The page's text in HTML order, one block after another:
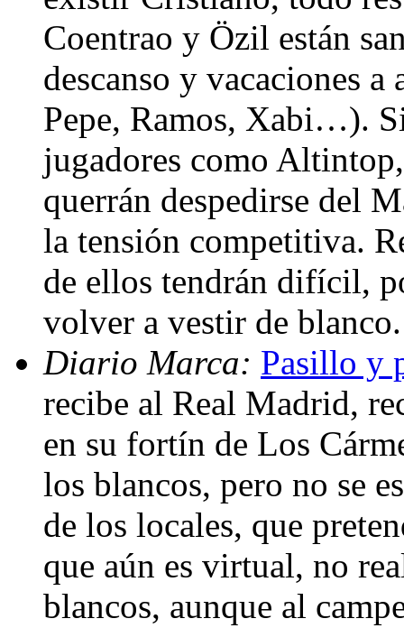
Coentrao y Özil están
descanso y vacaciones
Pepe, Ramos, Xabi…).
jugadores como
querrán despedirse del
la tensión competitiva.
de ellos tendrán difícil,
volver a vestir de
Diario Marca: Pasillo y
recibe al Real Madrid,
en su fortín de Los
los blancos, pero no se
de los locales, que
que aún es virtual, no
blancos, aunque al